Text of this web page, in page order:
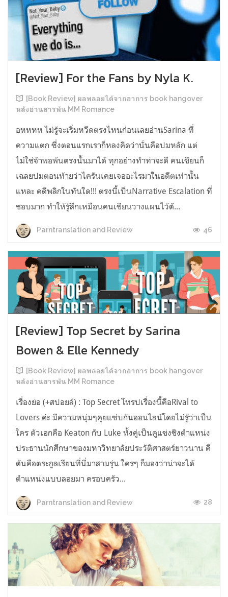
[Review] For the Fans by Nyla K.
[Book Review] ผลพลอยได้จากอาการ book hangover
หลังอ่านสารพัน MM Romance
อหหหห ไม่รู้จะเริ่มหวีดตรงไหนก่อนเลยอ่านSarina ที่
ความแตก ซึ่งตอนแรกเราก็หลงคิดว่านั่นคือปมหลัก แต่
ไม่ใช่จ้าพอพ้นตรงนั้นมาได้ ทุกอย่างทำท่าจะดี คนเขียนก็
เฉลยปมตอนท้ายว่าไครันเคยเจออะไรมาในอดีตเท่านั้น
แหละ คดีพลิกในทันใด!!! ตรงนี้เป็นNarrative Escalation ที่
ชอบมาก ทำให้รู้สึกเหมือนคนเขียนวางแผนไว้ตั...
Parntranslation and Review 46
[Review] Top Secret by Sarina
Bowen & Elle Kennedy
[Book Review] ผลพลอยได้จากอาการ book hangover
หลังอ่านสารพัน MM Romance
เรื่องย่อ (+สปอยล์) : Top Secret โทรปเรื่องนี้คือRival to
Lovers ค่ะ มีความหนุ่มๆคุยแซ่บกันออนไลน์โดยไม่รู้ว่าเป็น
ใคร ตัวเอกคือ Keaton กับ Luke ทั้งคู่เป็นคู่แข่งชิงตำแหน่ง
ประธานนักศึกษาของมหาวิทยาลัยประวัติศาสตร์ยาวนาน คี
ตันคือตระกูลเรียนที่นี่มาสามรุ่น ใครๆ ก็มองว่าน่าจะได้
ตำแหน่งแบบลอยมา ครอบครัว...
Parntranslation and Review 28